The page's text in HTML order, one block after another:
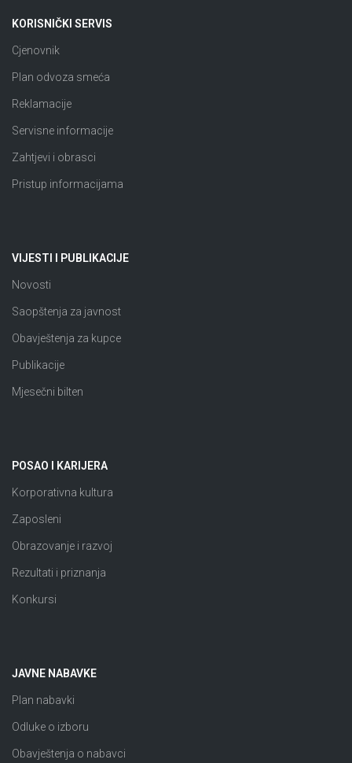
KORISNIČKI SERVIS
Cjenovnik
Plan odvoza smeća
Reklamacije
Servisne informacije
Zahtjevi i obrasci
Pristup informacijama
VIJESTI I PUBLIKACIJE
Novosti
Saopštenja za javnost
Obavještenja za kupce
Publikacije
Mjesečni bilten
POSAO I KARIJERA
Korporativna kultura
Zaposleni
Obrazovanje i razvoj
Rezultati i priznanja
Konkursi
JAVNE NABAVKE
Plan nabavki
Odluke o izboru
Obavještenja o nabavci